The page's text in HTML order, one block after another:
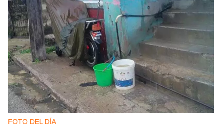
FOTO DEL DÍA